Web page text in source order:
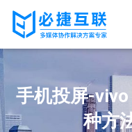
手机投屏-
种方